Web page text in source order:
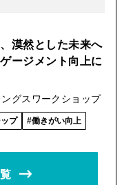
漠然とした未来へ
ージメント向上に
グスワークショップ
プ 働きがい向上